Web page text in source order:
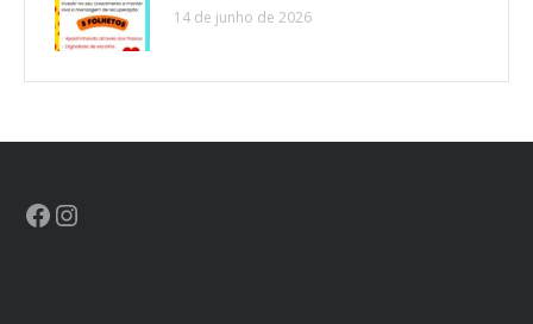
14 de junho de 2026